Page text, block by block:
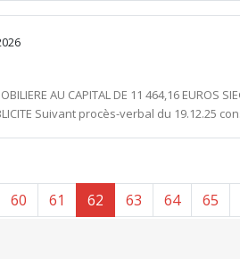
AU CAPITAL DE 11 464,16 EUROS
Suivant procès-verbal du 19.12.25
60 61 62 63 64 65